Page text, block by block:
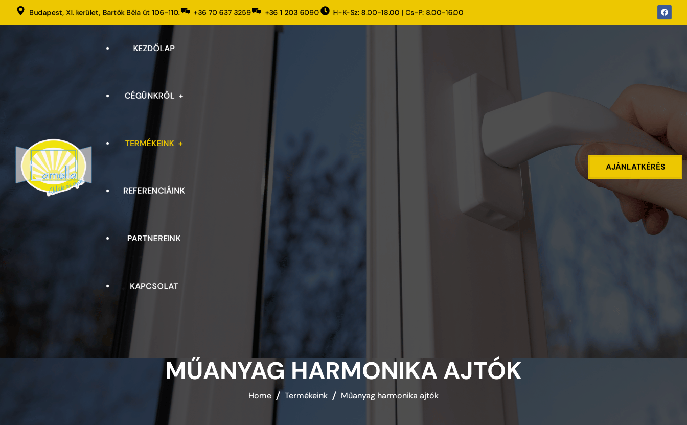
Budapest, XI. kerület, Bartók Béla út 106-110. +36 70 637 3259 +36 1 203 6090 H-K-Sz: 8.00-18.00 | Cs-P: 8.00-16.00
KEZDŐLAP
CÉGÜNKRŐL
PANEL ABLAKCSERE
TERMÉKEINK
ABLAKOK, ERKÉLYAJTÓK,
BEJÁRATI AJTÓK
VEKA 70 AD
AJTÓRENDSZER
REHAU SYNEGO
BEJÁRATI AJTÓK
BIZTONSÁGI AJTÓK
MŰANYAG ÉS FA HARMONIKA
AJTÓK
NAPELLENZŐK
REFERENCIÁINK
PARTNEREINK
KAPCSOLAT
AJÁNLATKÉRÉS
MŰANYAG HARMONIKA AJTÓK
Home Termékeink Műanyag harmonika ajtók